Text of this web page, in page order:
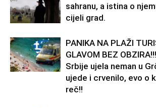
sahranu, a istina o
cijeli grad.
PANIKA NA PLAŽI
GLAVOM BEZ
Srbije ujela neman u
ujede i crvenilo, evo o
reč!!